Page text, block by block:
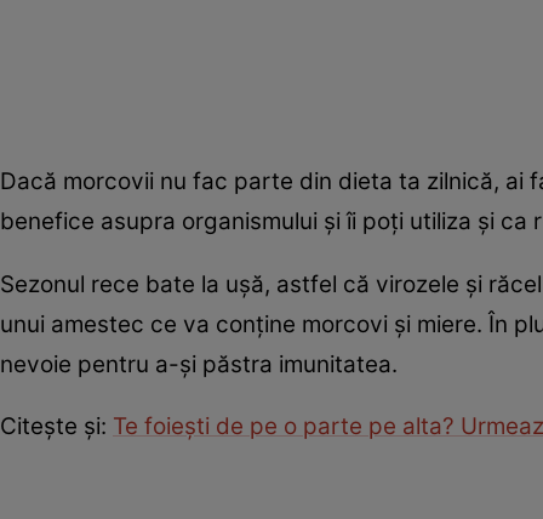
Dacă morcovii nu fac parte din dieta ta zilnică, ai
benefice asupra organismului şi îi poţi utiliza şi
Sezonul rece bate la uşă, astfel că virozele şi
unui amestec ce va conţine morcovi şi miere. În
nevoie pentru a-şi păstra imunitatea.
Citeşte şi: Te foieşti de pe o parte pe alta?